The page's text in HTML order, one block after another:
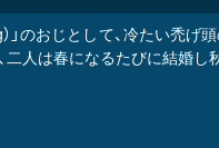
）」のおじとして、冷たい禿
人は春になるたびに結婚し